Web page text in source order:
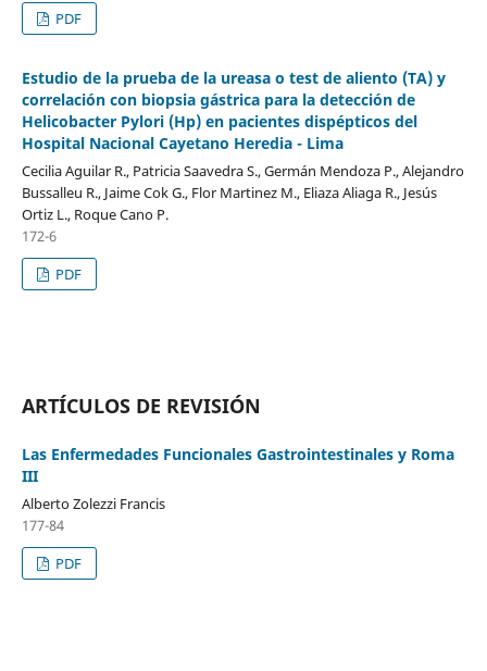
PDF
Estudio de la prueba de la ureasa o test de aliento (TA) y
correlación con biopsia gástrica para la detección de
Helicobacter Pylori (Hp) en pacientes dispépticos del
Hospital Nacional Cayetano Heredia - Lima
Cecilia Aguilar R., Patricia Saavedra S., Germán Mendoza P., Alejandro
Bussalleu R., Jaime Cok G., Flor Martinez M., Eliaza Aliaga R., Jesús
Ortiz L., Roque Cano P.
172-6
PDF
ARTÍCULOS DE REVISIÓN
Las Enfermedades Funcionales Gastrointestinales y Roma
III
Alberto Zolezzi Francis
177-84
PDF